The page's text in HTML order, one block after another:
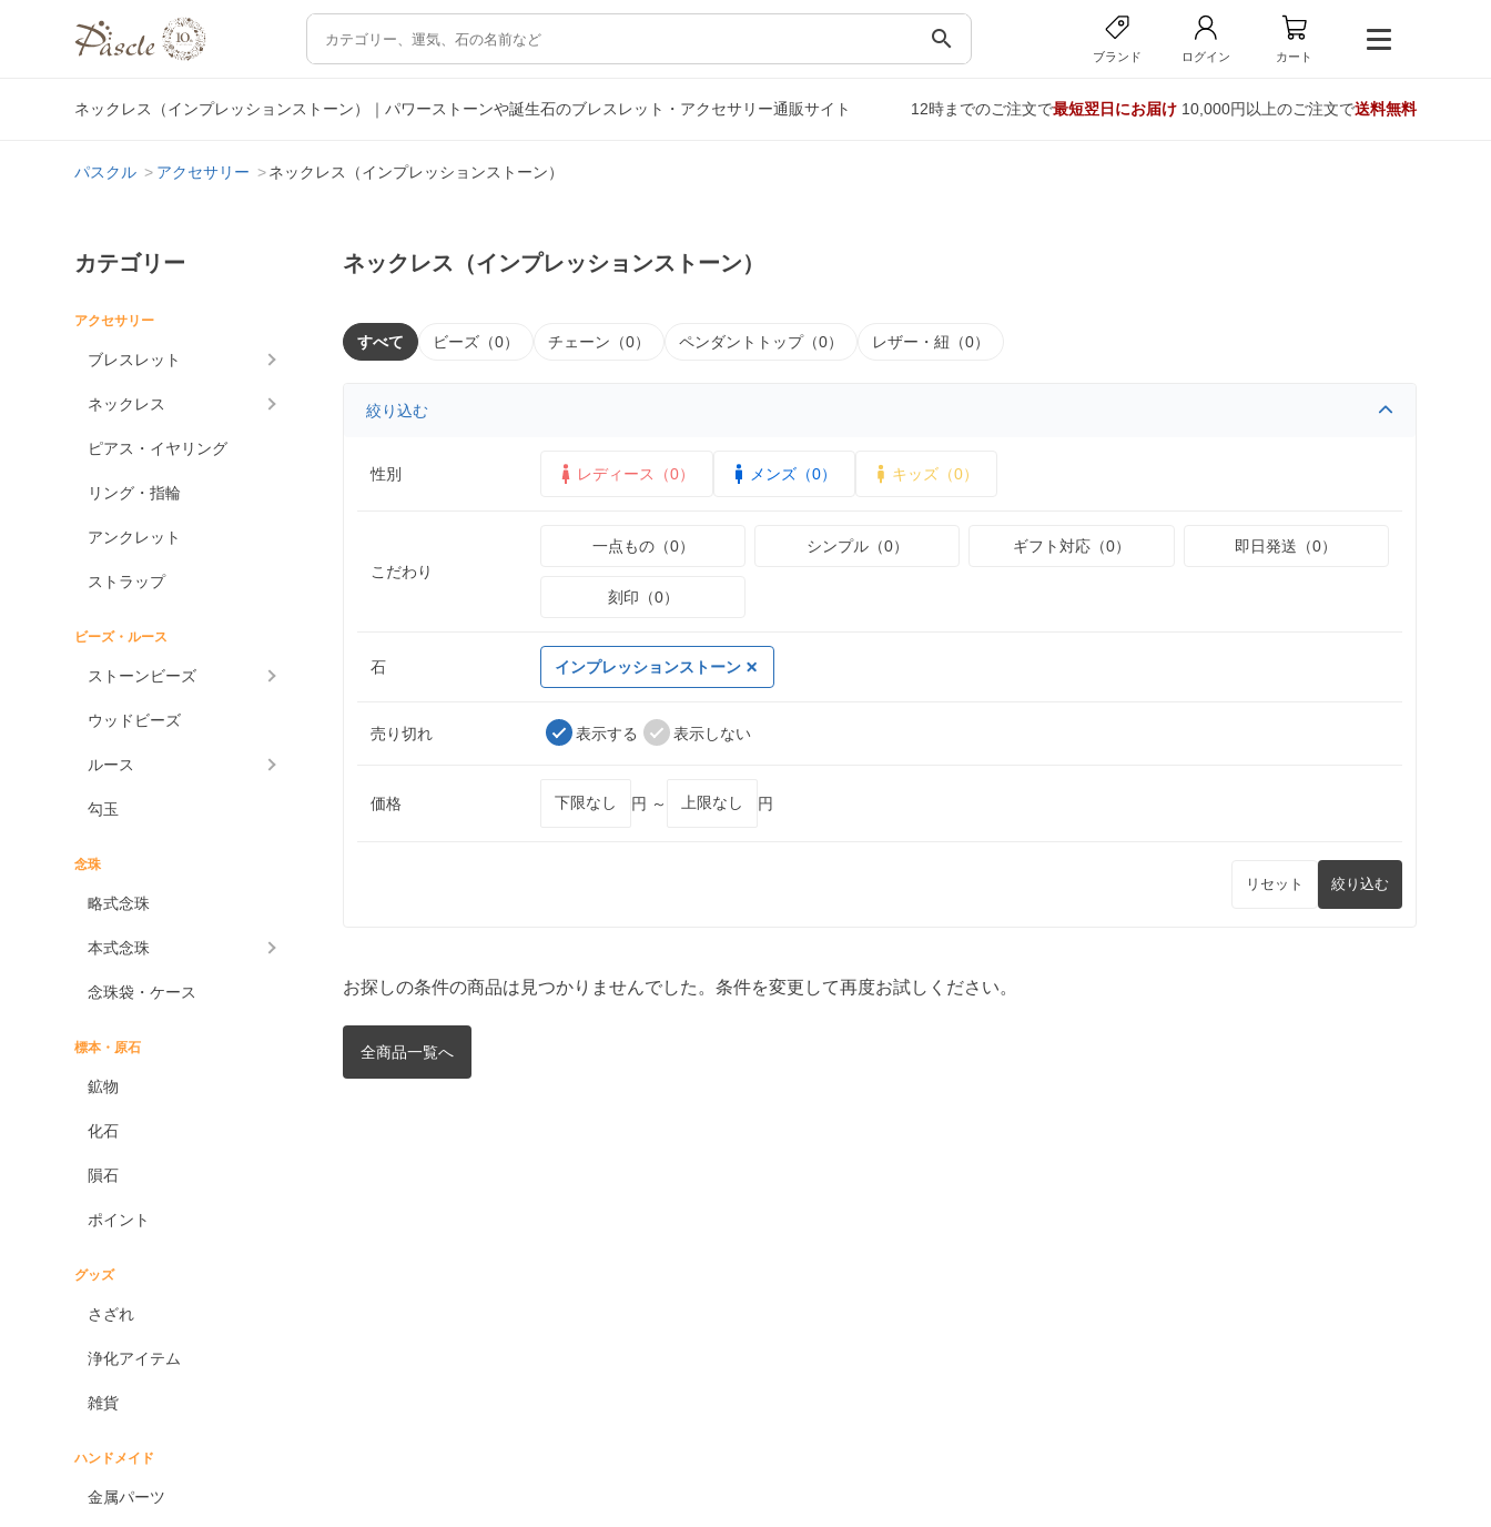
search
ブランド ログイン カート
ネックレス（インプレッションストーン）｜パワーストーンや誕生石のブレスレット・アクセサリー通販サイト 12時までのご注文で最短翌日にお届け10,000円以上のご注文で送料無料
パスクル アクセサリー ネックレス（インプレッションストーン）
カテゴリー
アクセサリー
ブレスレット
ネックレス
ピアス・イヤリング
リング・指輪
アンクレット
ストラップ
ビーズ・ルース
ストーンビーズ
ウッドビーズ
ルース
勾玉
念珠
略式念珠
本式念珠
念珠袋・ケース
標本・原石
鉱物
化石
隕石
ポイント
グッズ
さざれ
浄化アイテム
雑貨
ハンドメイド
金属パーツ
ネックレス（インプレッションストーン）
すべて ビーズ（0） チェーン（0） ペンダントトップ（0） レザー・紐（0）
絞り込む
性別 レディース（0） メンズ（0） キッズ（0）
こだわり
一点もの（0） シンプル（0） ギフト対応（0） 即日発送（0）
刻印（0）
石 インプレッションストーン
売り切れ 表示する 表示しない
価格 円 ～ 円
リセット 絞り込む
お探しの条件の商品は見つかりませんでした。条件を変更して再度お試しください。
全商品一覧へ